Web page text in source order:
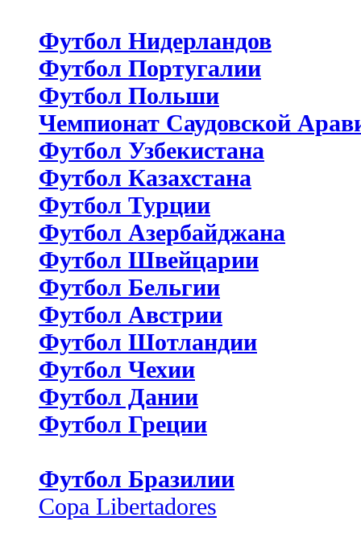
Футбол Нидерландов
Футбол Португалии
Футбол Польши
Чемпионат Саудовской
Футбол Узбекистана
Футбол Казахстана
Футбол Турции
Футбол Азербайджана
Футбол Швейцарии
Футбол Бельгии
Футбол Австрии
Футбол Шотландии
Футбол Чехии
Футбол Дании
Футбол Греции
Футбол Бразилии
Copa Libertadores